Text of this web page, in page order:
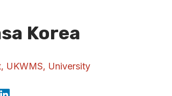
Korea
, UKWMS, University